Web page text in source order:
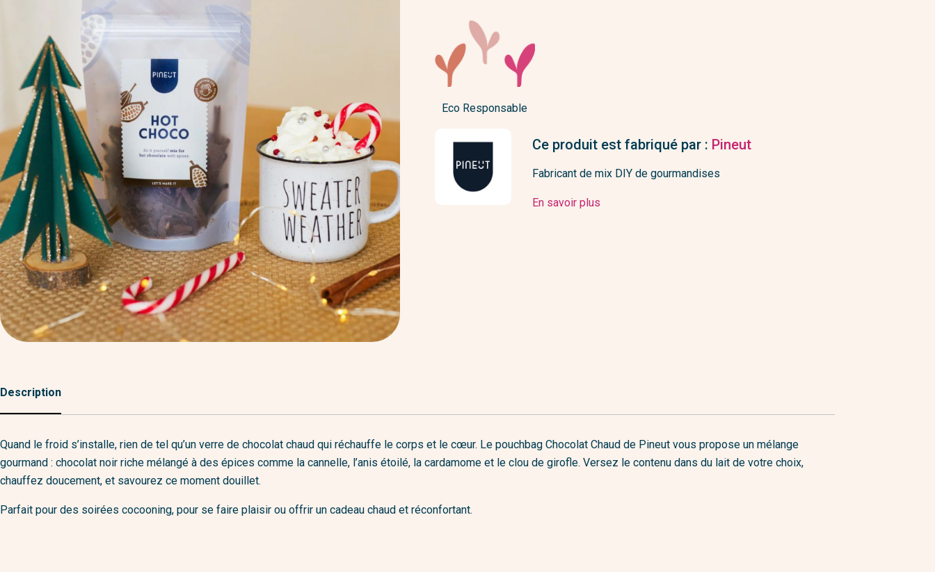
Eco Responsable
Ce produit est fabriqué par : Pineut
Fabricant de mix DIY de gourmandises
En savoir plus
Description
Quand le froid s’installe, rien de tel qu’un verre de chocolat chaud qui réchauffe le corps et le cœur. Le pouchbag Chocolat Chaud de Pineut vous propose un mélange
gourmand : chocolat noir riche mélangé à des épices comme la cannelle, l’anis étoilé, la cardamome et le clou de girofle. Versez le contenu dans du lait de votre choix,
chauffez doucement, et savourez ce moment douillet.
Parfait pour des soirées cocooning, pour se faire plaisir ou offrir un cadeau chaud et réconfortant.